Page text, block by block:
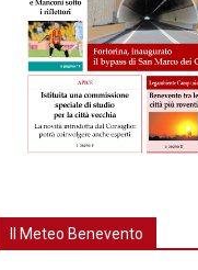
Il Meteo Benevento